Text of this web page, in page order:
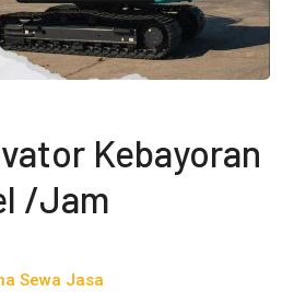
Kebayoran
/Jam
Sewa Jasa